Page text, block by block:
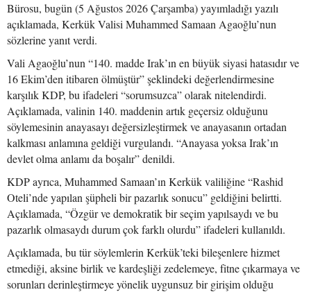
Bürosu, bugün (5 Ağustos 2026 Çarşamba) yayımladığı yazılı
açıklamada, Kerkük Valisi Muhammed Samaan Agaoğlu’nun
sözlerine yanıt verdi.
Vali Agaoğlu’nun “140. madde Irak’ın en büyük siyasi hatasıdır ve
16 Ekim’den itibaren ölmüştür” şeklindeki değerlendirmesine
karşılık KDP, bu ifadeleri “sorumsuzca” olarak nitelendirdi.
Açıklamada, valinin 140. maddenin artık geçersiz olduğunu
söylemesinin anayasayı değersizleştirmek ve anayasanın ortadan
kalkması anlamına geldiği vurgulandı. “Anayasa yoksa Irak’ın
devlet olma anlamı da boşalır” denildi.
KDP ayrıca, Muhammed Samaan’ın Kerkük valiliğine “Rashid
Oteli’nde yapılan şüpheli bir pazarlık sonucu” geldiğini belirtti.
Açıklamada, “Özgür ve demokratik bir seçim yapılsaydı ve bu
pazarlık olmasaydı durum çok farklı olurdu” ifadeleri kullanıldı.
Açıklamada, bu tür söylemlerin Kerkük’teki bileşenlere hizmet
etmediği, aksine birlik ve kardeşliği zedelemeye, fitne çıkarmaya ve
sorunları derinleştirmeye yönelik uygunsuz bir girişim olduğu